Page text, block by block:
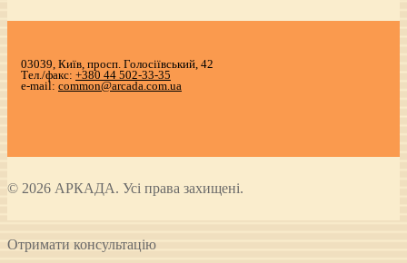
03039, Київ, просп. Голосіївський, 42
Тел./факс: +380 44 502-33-35
e-mail: common@arcada.com.ua
© 2026 АРКАДА. Усі права захищені.
Отримати консультацію